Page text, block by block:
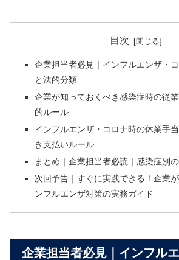
目次
企業担当者必見｜インフルエンザ・
と法的分類
企業が知っておくべき感染症時の従
的ルール
インフルエンザ・コロナ時の休業手
き支払いルール
まとめ｜企業担当者必読｜感染症別
次回予告｜すぐに実践できる！企業
ンフルエンザ対策の実務ガイド
企業担当者必見｜インフル